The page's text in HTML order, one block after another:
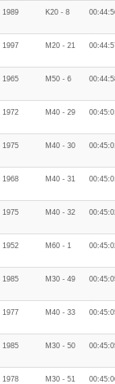
1989 K20 - 8
1997 M20 - 21
1965 M50 - 6
1972 M40 - 29
1975 M40 - 30
1968 M40 - 31
1975 M40 - 32
1952 M60 - 1
1985 M30 - 49
1977 M40 - 33
1985 M30 - 50
1978 M30 - 51